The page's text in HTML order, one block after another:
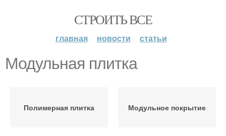
СТРОИТЬ ВСЕ
главная новости статьи
Модульная плитка
Полимерная плитка Модульное покрытие